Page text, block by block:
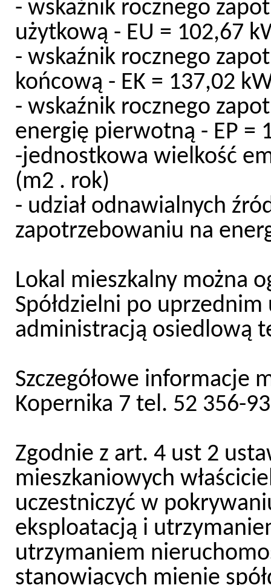
- wskaźnik rocznego
użytkową - EU = 102,67
- wskaźnik rocznego
końcową - EK = 137,02
- wskaźnik rocznego
energię pierwotną - EP =
-jednostkowa wielkość
(m2 . rok)
- udział odnawialnych
zapotrzebowaniu na
Lokal mieszkalny można
Spółdzielni po
administracją osiedlową
Szczegółowe informacje
Kopernika 7 tel. 52 356-
Zgodnie z art. 4 ust 2
mieszkaniowych
uczestniczyć w
eksploatacją i
utrzymaniem
stanowiących mienie